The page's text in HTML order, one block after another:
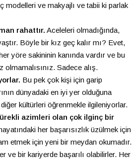
modelleri ve makyajlı ve tabii ki parlak
rahattır. Aceleleri olmadığında,
Böyle bir kız geç kalır mı? Evet,
yöre sakininin kanında vardır ve bu
olmamalısınız. Sadece alış.
Bu pek çok kişi için garip
dünyadaki en iyi yer olduğuna
kültürleri öğrenmekle ilgileniyorlar.
azimleri olan çok ilginç bir
her başarısızlık üzülmek için
etmek için yeni bir meydan okumadır.
ve bir kariyerde başarılı olabilirler. Her